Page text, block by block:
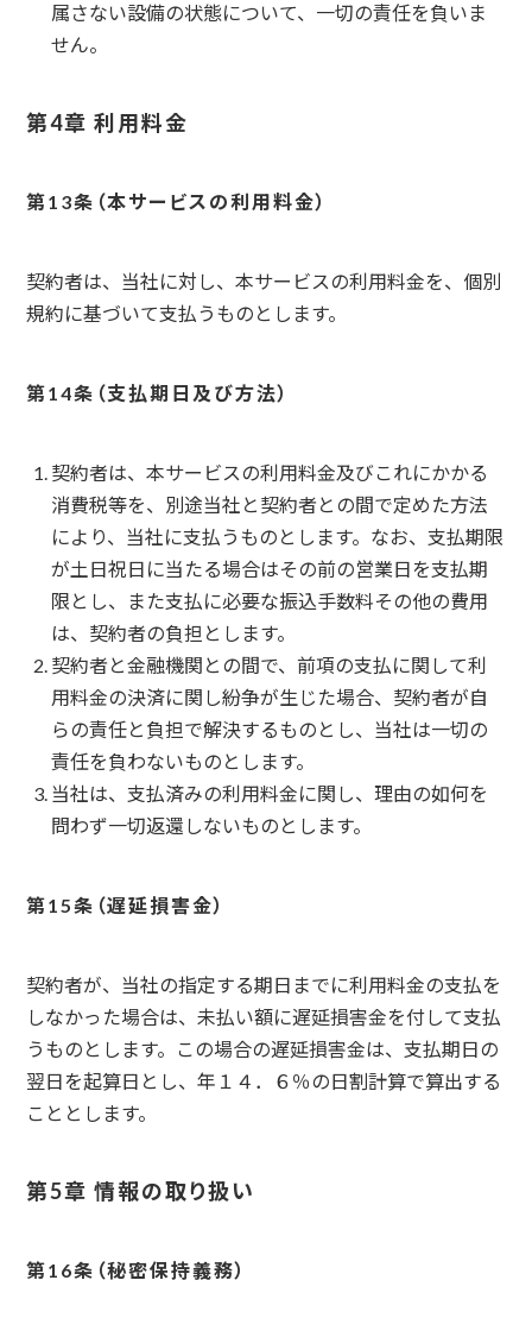
属さない設備の状態について、一切の責任を負いま
せん。
第4章 利用料金
本サービスの利用料金
契約者は、当社に対し、本サービスの利用料金を、個別
規約に基づいて支払うものとします。
支払期日及び方法
契約者は、本サービスの利用料金及びこれにかかる
消費税等を、別途当社と契約者との間で定めた方法
により、当社に支払うものとします。なお、支払期限
が土日祝日に当たる場合はその前の営業日を支払期
限とし、また支払に必要な振込手数料その他の費用
は、契約者の負担とします。
契約者と金融機関との間で、前項の支払に関して利
用料金の決済に関し紛争が生じた場合、契約者が自
らの責任と負担で解決するものとし、当社は一切の
責任を負わないものとします。
当社は、支払済みの利用料金に関し、理由の如何を
問わず一切返還しないものとします。
遅延損害金
契約者が、当社の指定する期日までに利用料金の支払を
しなかった場合は、未払い額に遅延損害金を付して支払
うものとします。この場合の遅延損害金は、支払期日の
翌日を起算日とし、年１４．６％の日割計算で算出する
こととします。
第5章 情報の取り扱い
秘密保持義務